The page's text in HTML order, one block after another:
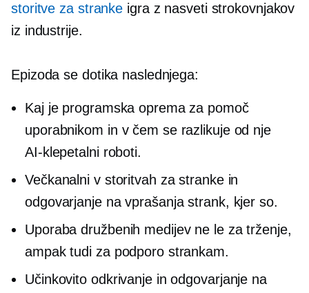
storitve za stranke igra z nasveti strokovnjakov
iz industrije.
Epizoda se dotika naslednjega:
Kaj je programska oprema za pomoč
uporabnikom in v čem se razlikuje od nje
AI-klepetalni roboti.
Večkanalni v storitvah za stranke in
odgovarjanje na vprašanja strank, kjer so.
Uporaba družbenih medijev ne le za trženje,
ampak tudi za podporo strankam.
Učinkovito odkrivanje in odgovarjanje na